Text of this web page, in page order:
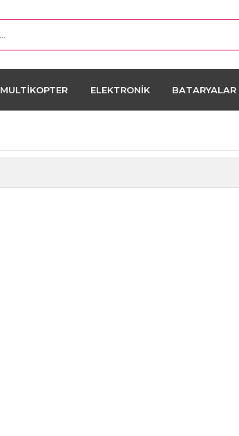
MULTIKOPTER ELEKTRONIK BATARYALAR